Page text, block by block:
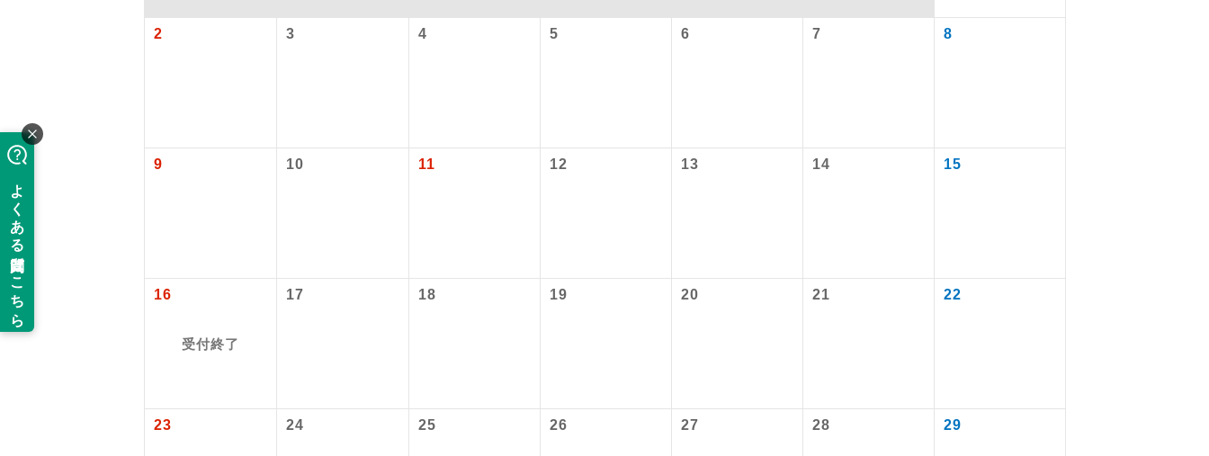
2 3 4 5 6 7 8
9 10 11 12 13 14 15
16
受付終了
17 18 19 20 21 22
23 24 25 26 27 28 29
航空会社が設定する「個人包括旅行運賃」を利用したツアーです。
ウェブ限定コースとなりますので、コールセンター及びカウンターでのお申し込みはできま
現地添乗員同行
現地到着空港（駅）から最終日出発空港（駅）まで添乗員が
ユネスコに登録されている文化遺産や自然遺産を訪ねるコー
温泉 温泉地にも宿泊するコースです。